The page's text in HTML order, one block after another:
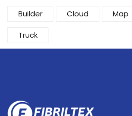
Builder Cloud Map
Truck